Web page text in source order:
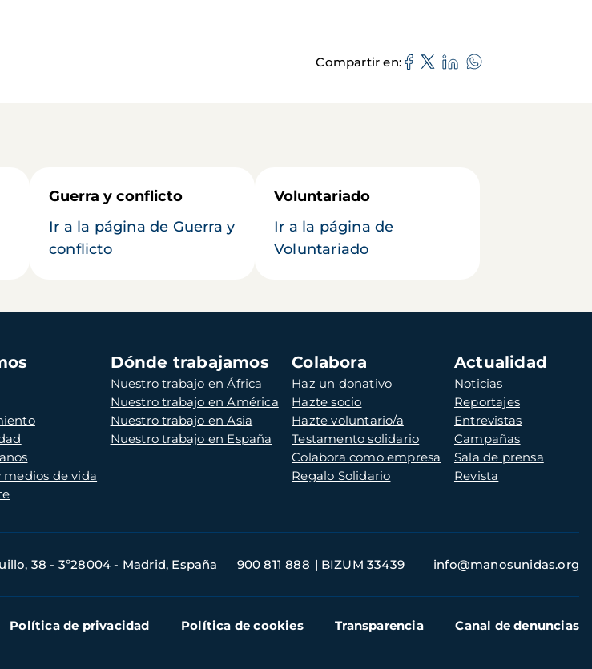
Compartir en
Guerra y conflicto
Ir a la página de Guerra y
conflicto
Voluntariado
Ir a la página de
Voluntariado
de vida
Dónde trabajamos
Nuestro trabajo en África
Nuestro trabajo en América
Nuestro trabajo en Asia
Nuestro trabajo en España
Colabora
Haz un donativo
Hazte socio
Hazte voluntario/a
Testamento solidario
Colabora como empresa
Regalo Solidario
Actualidad
Noticias
Reportajes
Entrevistas
Campañas
Sala de prensa
Revista
38 - 3º28004 - Madrid, España 900 811 888 BIZUM 33439 info@manosunidas.org
Política de privacidad Política de cookies Transparencia Canal de denuncias